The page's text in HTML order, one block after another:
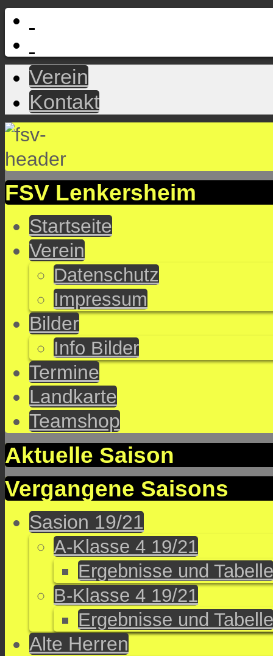
Verein
Kontakt
FSV Lenkersheim
Startseite
Verein
Datenschutz
Impressum
Bilder
Info Bilder
Termine
Landkarte
Teamshop
Aktuelle Saison
Vergangene Saisons
Sasion 19/21
A-Klasse 4 19/21
Ergebnisse und Tabelle
B-Klasse 4 19/21
Ergebnisse und Tabelle
Alte Herren